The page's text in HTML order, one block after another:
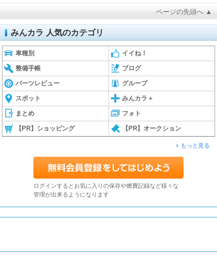
ページの先頭へ ▲
みんカラ 人気のカテゴリ
車種別 イイね！
整備手帳 ブログ
パーツレビュー グループ
スポット みんカラ＋
まとめ フォト
【PR】ショッピング 【PR】オークション
もっと見る
ログインするとお気に入りの保存や燃費記録など様々な
管理が出来るようになります